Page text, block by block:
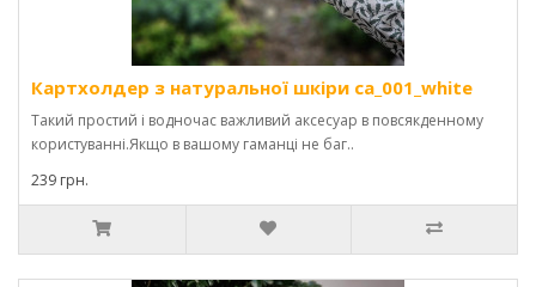
Картхолдер з натуральної шкіри ca_001_white
Такий простий і водночас важливий аксесуар в повсякденному
користуванні.Якщо в вашому гаманці не баг..
239 грн.